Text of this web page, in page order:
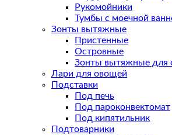
Рукомойники
Тумбы с моечной
Зонты вытяжные
Пристенные
Островные
Зонты вытяжные для
Лари для овощей
Подставки
Под печь
Под пароконвектомат
Под кипятильник
Подтоварники